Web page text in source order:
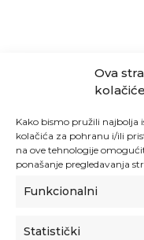
Ova
kolačiće
Kako bismo pružili najbolja
kolačića za pohranu i/ili
na ove tehnologije
ponašanje pregledavanja
Funkcionalni
Statistički